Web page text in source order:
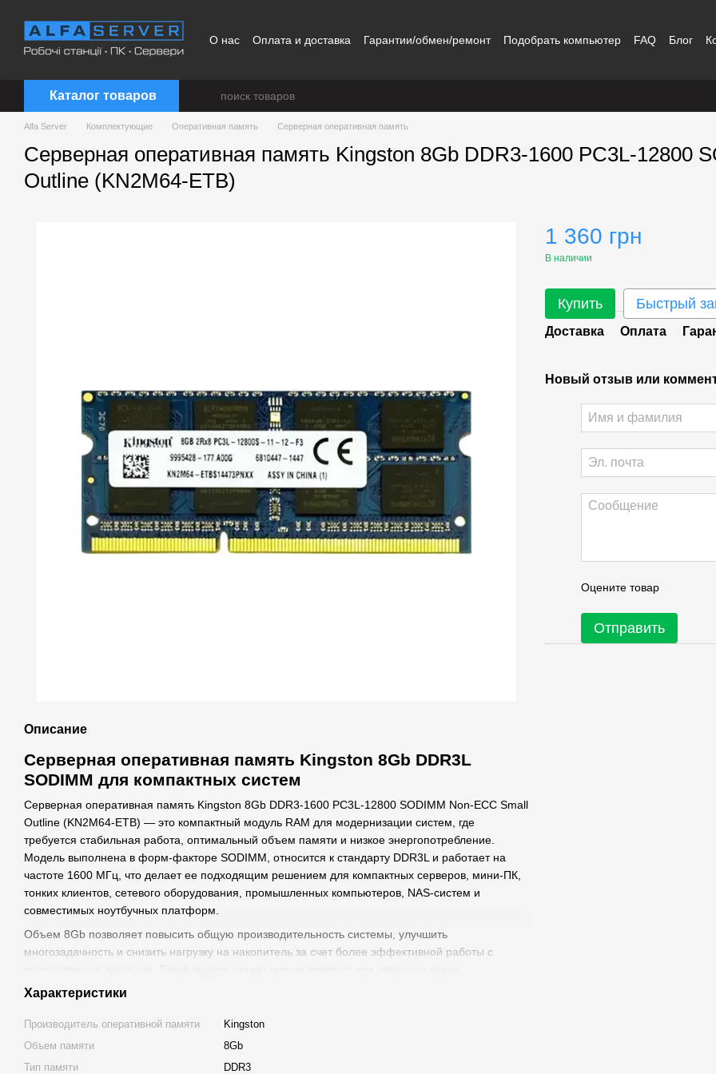
О нас Оплата и доставка Гарантии/обмен/ремонт Подобрать компьютер FAQ Блог
Каталог товаров
Alfa Server Комплектующие Оперативная память Серверная оперативная память
Серверная оперативная память Kingston 8Gb DDR3-1600 PC3L-12800
Outline (KN2M64-ETB)
Описание
Серверная оперативная память Kingston 8Gb DDR3L
SODIMM для компактных систем
Серверная оперативная память Kingston 8Gb DDR3-1600 PC3L-12800 SODIMM Non-ECC Small
Outline (KN2M64-ETB) — это компактный модуль RAM для модернизации систем, где
требуется стабильная работа, оптимальный объем памяти и низкое энергопотребление.
Модель выполнена в форм-факторе SODIMM, относится к стандарту DDR3L и работает на
частоте 1600 МГц, что делает ее подходящим решением для компактных серверов, мини-ПК,
тонких клиентов, сетевого оборудования, промышленных компьютеров, NAS-систем и
совместимых ноутбучных платформ.
Объем 8Gb позволяет повысить общую производительность системы, улучшить
многозадачность и снизить нагрузку на накопитель за счет более эффективной работы с
обслуживания сетевых служб, работы с файловыми ресурсами, систем мониторинга, баз
которому важна стабильная оперативная память.
Kingston KN2M64-ETB относится к памяти Non-ECC, то есть не поддерживает автоматическое
исправление ошибок. Такой тип RAM используется в системах, где материнская плата и
Характеристики
Производитель оперативной памяти
Kingston
Объем памяти
8Gb
Тип памяти
DDR3
1 360 грн
В наличии
Купить Быстрый
Доставка Оплата
Новый отзыв или
Оцените товар
Отправить